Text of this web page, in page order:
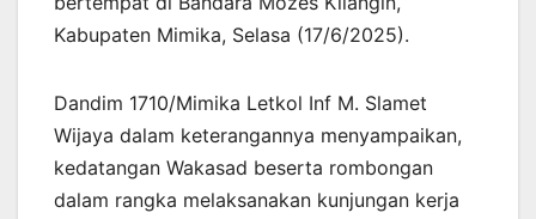
Kabupaten Mimika, Selasa (17/6/2025).
Dandim 1710/Mimika Letkol Inf M. Slamet
Wijaya dalam keterangannya menyampaikan,
kedatangan Wakasad beserta rombongan
dalam rangka melaksanakan kunjungan kerja